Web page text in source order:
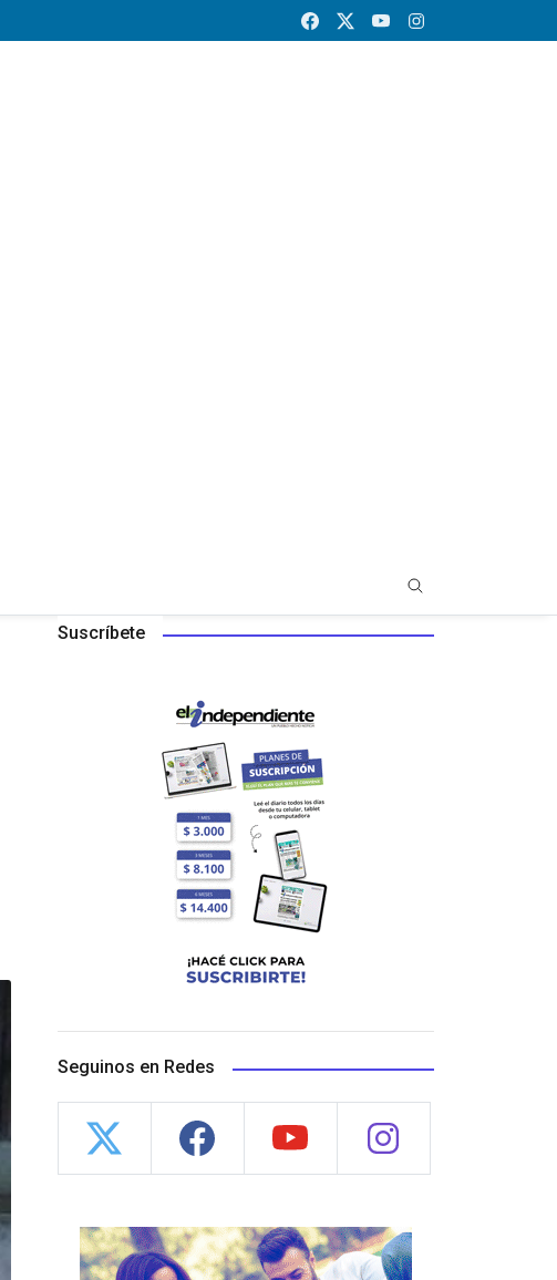
Suscríbete
Seguinos en Redes